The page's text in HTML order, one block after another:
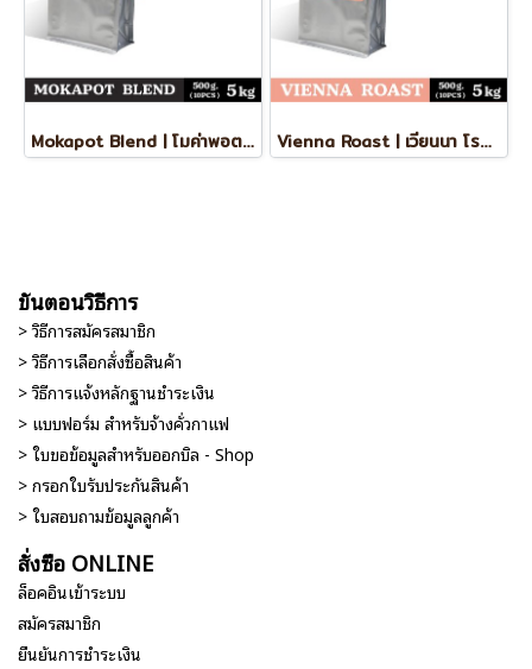
Mokapot Blend | โมค่าพอต เบลนด์ ยกลัง Vienna Roast | เวียนนา โรสท์ (ยกลัง)
ขั้นตอนวิธีการ
> วิธีการสมัครสมาชิก
> วิธีการเลือกสั่งซื้อสินค้า
> วิธีการแจ้งหลักฐานชำระเงิน
> แบบฟอร์ม สำหรับจ้างคั่วกาแฟ
> ใบขอข้อมูลสำหรับออกบิล - Shop
> กรอกใบรับประกันสินค้า
> ใบสอบถามข้อมูลลูกค้า
สั่งซื้อ ONLINE
ล็อคอินเข้าระบบ
สมัครสมาชิก
ยืนยันการชำระเงิน